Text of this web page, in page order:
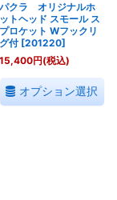
パクラ オリジナルホ
ットヘッド スモール ス
プロケット Wフックリ
グ付 [201220]
15,400円(税込)
オプション選択